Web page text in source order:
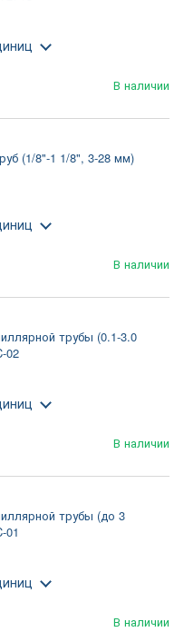
В наличии
(1/8"-1 1/8", 3-28 мм)
В наличии
трубы (0.1-3.0
02
В наличии
трубы (до 3
01
В наличии